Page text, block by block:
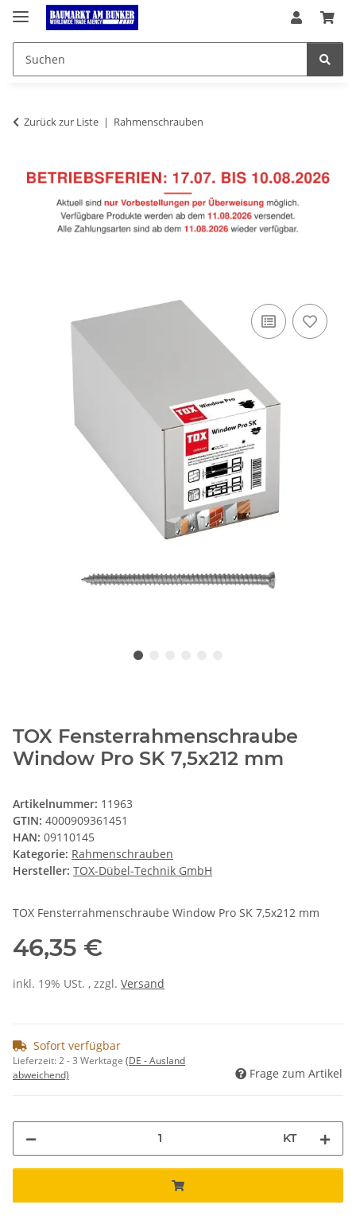
Zurück zur Liste Rahmenschrauben
TOX Fensterrahmenschraube
Window Pro SK 7,5x212 mm
Artikelnummer: 11963
GTIN: 4000909361451
HAN: 09110145
Kategorie: Rahmenschrauben
Hersteller: TOX-Dübel-Technik GmbH
TOX Fensterrahmenschraube Window Pro SK 7,5x212 mm
46,35 €
inkl. 19% USt. , zzgl. Versand
Sofort verfügbar
Lieferzeit:2 - 3 Werktage (DE - Ausland
abweichend)
Frage zum Artikel
KT